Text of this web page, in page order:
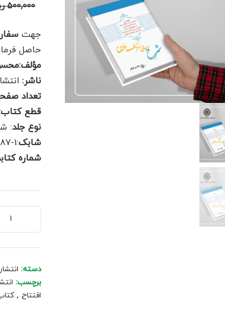
500,000
جهت
حاصل
ناشر:
تعداد
قطع
نوع جلد:
شابک:1-87-6262-600-978
شماره
افتتاح
دسته:
برچسب:
افتتاح ,